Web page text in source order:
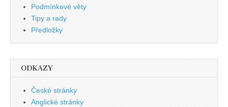
Podmínkové věty
Tipy a rady
Předložky
ODKAZY
České stránky
Anglické stránky